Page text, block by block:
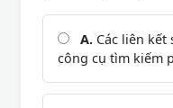
A. Các liên kết
công cụ tìm kiếm